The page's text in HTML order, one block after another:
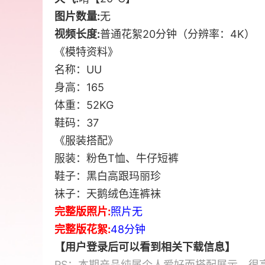
图片数量:无
视频长度:普通花絮20分钟（分辨率：4K）
《模特资料》
名称：UU
身高：165
体重：52KG
鞋码：37
《服装搭配》
服装：粉色T恤、牛仔短裤
鞋子：黑白高跟玛丽珍
袜子：天鹅绒色连裤袜
完整版照片:照片无
完整版花絮:48分钟
【用户登录后可以看到相关下载信息】